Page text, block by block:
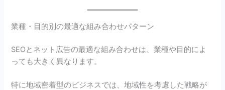
業種・目的別の最適な組み合わせパターン
SEOとネット広告の最適な組み合わせは、業種や目的によ
っても大きく異なります。
特に地域密着型のビジネスでは、地域性を考慮した戦略が